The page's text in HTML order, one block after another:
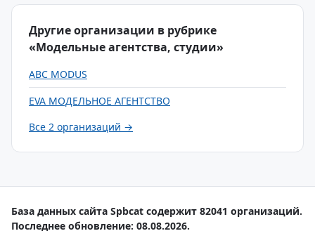
Другие организации в рубрике
«Модельные агентства, студии»
ABC MODUS
EVA МОДЕЛЬНОЕ АГЕНТСТВО
Все 2 организаций →
База данных сайта Spbcat содержит 82041 организаций.
Последнее обновление: 08.08.2026.